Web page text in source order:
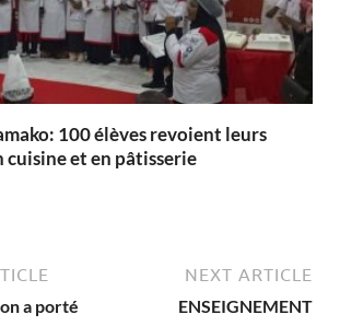
100 élèves revoient leurs
et en pâtisserie
a porté
NEXT ARTICLE
ENSEIGNEMENT